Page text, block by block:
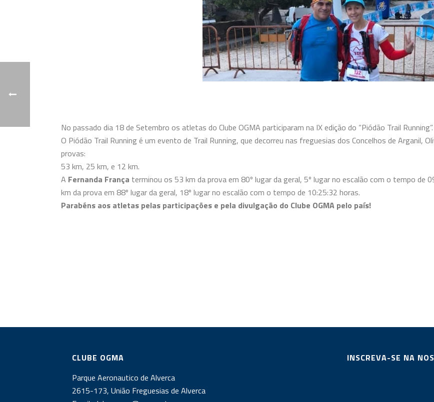
No passado dia 18 de Setembro os atletas do Clube OGMA participaram na IX edição do “Piódão Trail Running”.
O Piódão Trail Running é um evento de Trail Running, que decorreu nas freguesias dos Concelhos de Arganil,
provas:
53 km, 25 km, e 12 km.
A Fernanda França terminou os 53 km da prova em 80º lugar da geral, 5º lugar no escalão com o tempo de
km da prova em 88º lugar da geral, 18º lugar no escalão com o tempo de 10:25:32 horas.
Parabéns aos atletas pelas participações e pela divulgação do Clube OGMA pelo país!
CLUBE OGMA
Parque Aeronautico de Alverca
2615-173, União Freguesias de Alverca
INSCREVA-SE NA